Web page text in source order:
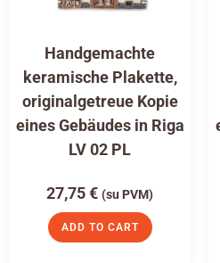
Handgemachte
keramische Plakette,
originalgetreue Kopie
eines Gebäudes in Riga
LV 02 PL
27,75€ (su PVM)
ADD TO CART